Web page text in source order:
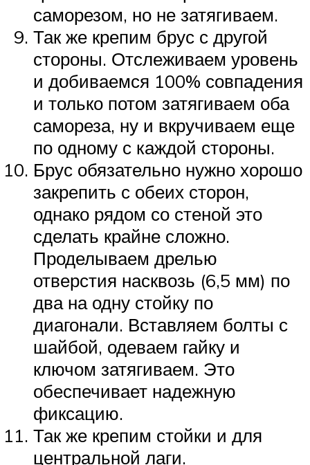
саморезом, но не затягиваем.
Так же крепим брус с другой
стороны. Отслеживаем уровень
и добиваемся 100% совпадения
и только потом затягиваем оба
самореза, ну и вкручиваем еще
по одному с каждой стороны.
Брус обязательно нужно хорошо
закрепить с обеих сторон,
однако рядом со стеной это
сделать крайне сложно.
Проделываем дрелью
отверстия насквозь (6,5 мм) по
два на одну стойку по
диагонали. Вставляем болты с
шайбой, одеваем гайку и
ключом затягиваем. Это
обеспечивает надежную
фиксацию.
Так же крепим стойки и для
центральной лаги.